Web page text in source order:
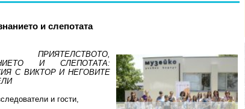
и слепотата
И СЛЕПОТАТА:
С ВИКТОР И НЕГОВИТЕ
и гости,